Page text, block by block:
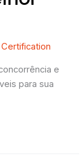
Certification
e
para sua